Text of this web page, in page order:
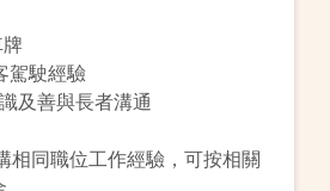
駕駛經驗
及善與長者溝通
相同職位工作經驗，可按相關